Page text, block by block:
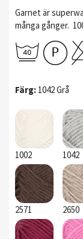
Garnet är
många gånger.
Färg: 1042 Grå
1002 1042
2571 2650